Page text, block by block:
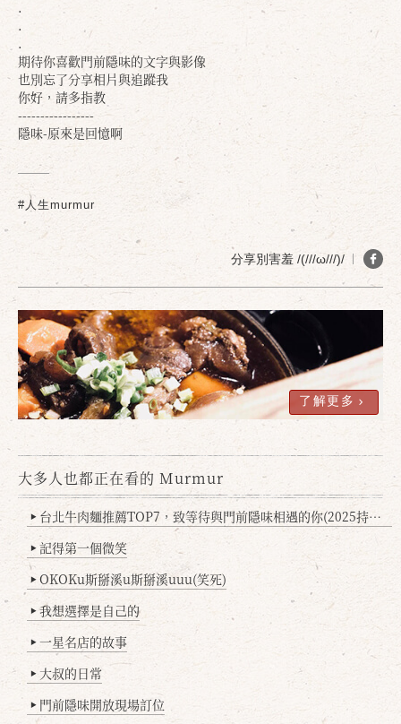
.
.
.
期待你喜歡門前隱味的文字與影像
也別忘了分享相片與追蹤我
你好，請多指教
-----------------
隱味-原來是回憶啊
#人生murmur
分享別害羞 /(///ω///)/
了解更多
大多人也都正在看的 Murmur
▶ 台北牛肉麵推薦TOP7，致等待與門前隱味相遇的你(2025持續更新
▶ 記得第一個微笑
▶ OKOKu斯掰溪u斯掰溪uuu(笑死)
▶ 我想選擇是自己的
▶ 一星名店的故事
▶ 大叔的日常
▶ 門前隱味開放現場訂位
確定 取消